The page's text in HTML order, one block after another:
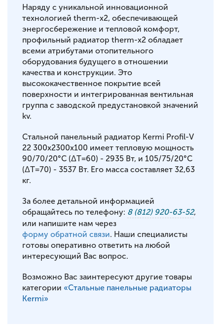
Наряду с уникальной инновационной
технологией therm-x2, обеспечивающей
энергосбережение и тепловой комфорт,
профильный радиатор therm-x2 обладает
всеми атрибутами отопительного
оборудования будущего в отношении
качества и конструкции. Это
высококачественное покрытие всей
поверхности и интегрированная вентильная
группа с заводской предустановкой значений
kv.
Стальной панельный радиатор Kermi Profil-V
22 300x2300x100 имеет тепловую мощность
90/70/20°С (ΔT=60) - 2935 Вт, и 105/75/20°С
(ΔT=70) - 3537 Вт. Его масса составляет 32,63
кг.
За более детальной информацией
обращайтесь по телефону: 8 (812) 920-63-52,
или напишите нам через
форму обратной связи. Наши специалисты
готовы оперативно ответить на любой
интересующий Вас вопрос.
Возможно Вас заинтересуют другие товары
категории «Стальные панельные радиаторы
Kermi»